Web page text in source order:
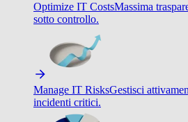
Optimize IT CostsMassima
sotto controllo.
Manage IT RisksGestisci
incidenti critici.